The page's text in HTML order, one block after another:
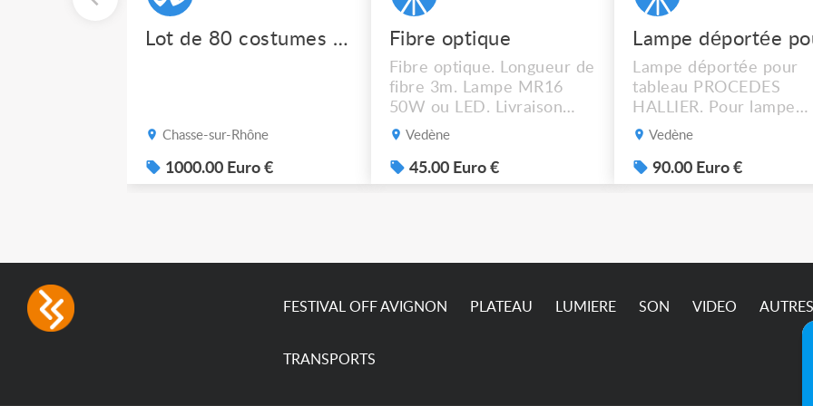
Lot de 80 costumes de scène pro
Chasse-sur-Rhône
1000.00 Euro €
Fibre optique
Fibre optique. Longueur de
fibre 3m. Lampe MR16
50W ou LED. Livraison
possible.
Vedène
45.00 Euro €
Lampe déportée pour
tableau PROCEDES
HALLIER. Pour lampe
MR16 halogène ou LED
possible. 90€ le lot de 4.
Vedène
90.00 Euro €
FESTIVAL OFF AVIGNON PLATEAU LUMIERE SON VIDEO AUTRES
TRANSPORTS